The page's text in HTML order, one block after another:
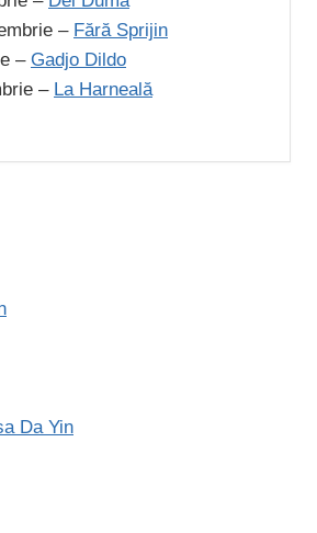
– Fără Sprijin
– Gadjo Dildo
– La Harneală
Da Yin